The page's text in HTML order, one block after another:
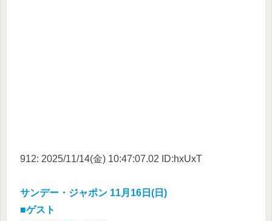
912: 2025/11/14(金) 10:47:07.02 ID:hxUxT
サンデー・ジャポン 11月16日(日)
■ゲスト